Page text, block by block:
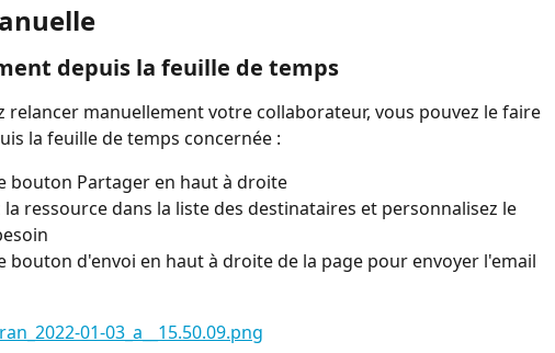
depuis la feuille de temps
relancer manuellement votre collaborateur, vous pouvez le faire
la feuille de temps concernée :
bouton Partager en haut à droite
la ressource dans la liste des destinataires et personnalisez le
bouton d'envoi en haut à droite de la page pour envoyer l'email